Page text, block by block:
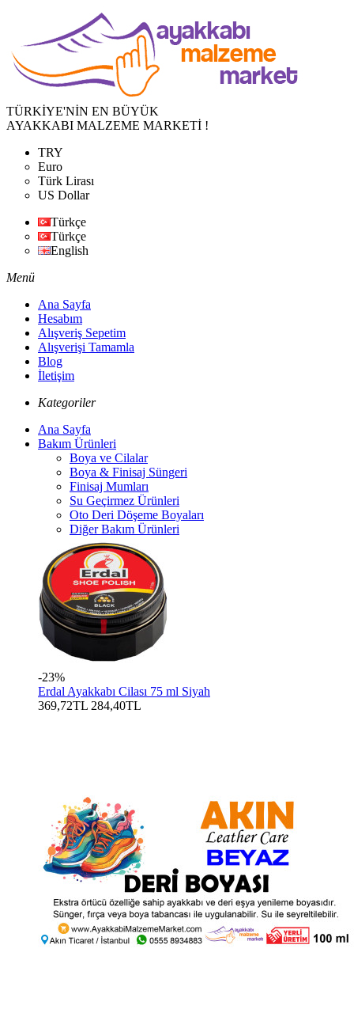
TÜRKİYE'NİN EN BÜYÜK
AYAKKABI MALZEME MARKETİ !
TRY
Euro
Türk Lirası
US Dollar
Türkçe
Türkçe
English
Menü
Ana Sayfa
Hesabım
Alışveriş Sepetim
Alışverişi Tamamla
Blog
İletişim
Kategoriler
Ana Sayfa
Bakım Ürünleri
Boya ve Cilalar
Boya & Finisaj Süngeri
Finisaj Mumları
Su Geçirmez Ürünleri
Oto Deri Döşeme Boyaları
Diğer Bakım Ürünleri
-23%
Erdal Ayakkabı Cilası 75 ml Siyah
369,72TL 284,40TL